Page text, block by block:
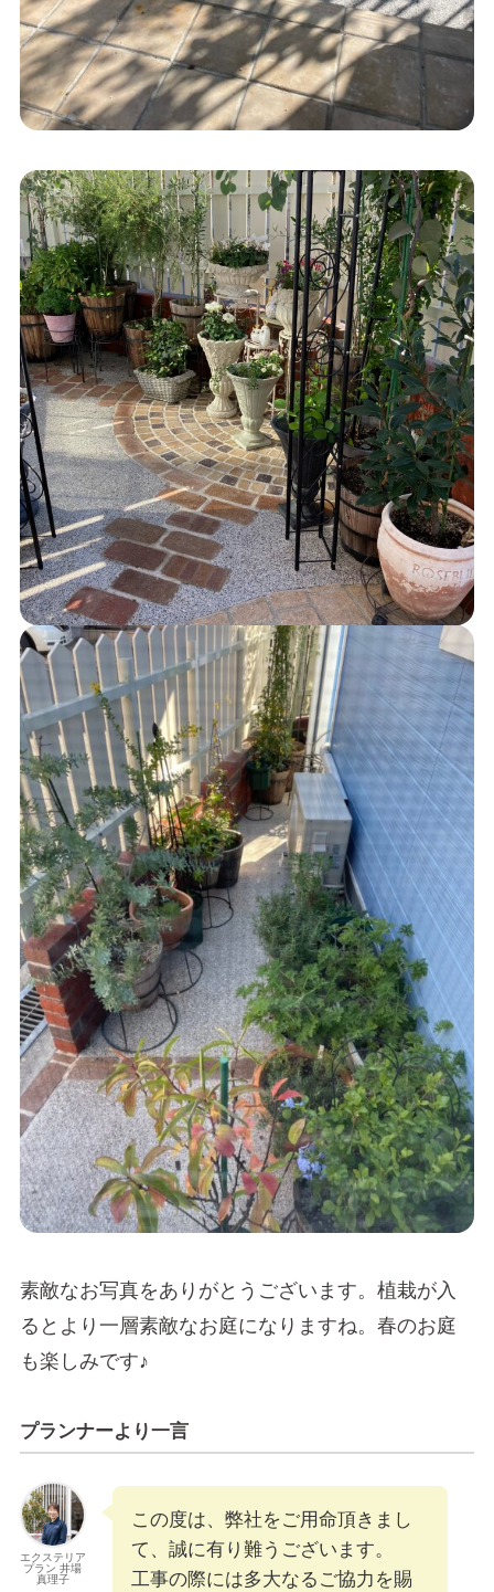
素敵なお写真をありがとうございます。植栽が入
るとより一層素敵なお庭になりますね。春のお庭
も楽しみです♪
プランナーより一言
エクステリア
プラン 井場
真理子
この度は、弊社をご用命頂きまし
て、誠に有り難うございます。
工事の際には多大なるご協力を賜